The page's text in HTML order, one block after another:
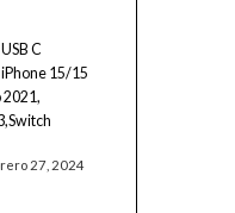
C
15/15
2021,
27, 2024